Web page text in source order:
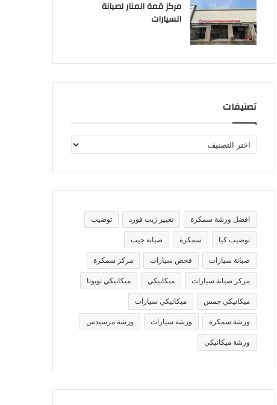
مركز قمة المنار لصيانة
السيارات
تصنيفات
ص
ف
تافضل ورشة سمكرة تغيير زيت فورد توضيب
توضيب كيا سمكرة صيانة جيب
صيانة سيارات فحص سيارات مركز سمكرة
مركز صيانة سيارات ميكانيكي ميكانيكي تويوتا
ميكانيكي جمس ميكانيكي سيارات
ورشة سمكرة ورشة سيارات ورشة مرسيدس
ورشة ميكانيكي